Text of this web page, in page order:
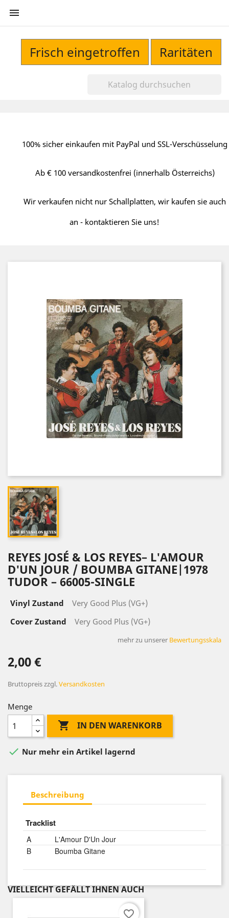

Frisch eingetroffen Raritäten
100% sicher einkaufen mit PayPal und SSL-Verschüsselung
Ab € 100 versandkostenfrei (innerhalb Österreichs)
Wir verkaufen nicht nur Schallplatten, wir kaufen sie auch
an - kontaktieren Sie uns!
REYES JOSÉ & LOS REYES‎– L'AMOUR
D'UN JOUR / BOUMBA GITANE|1978
TUDOR ‎– 66005-SINGLE
Vinyl Zustand
Very Good Plus (VG+)
Cover Zustand
Very Good Plus (VG+)
mehr zu unserer Bewertungsskala
2,00 €
Bruttopreiszzgl.Versandkosten
Menge
 IN DEN WARENKORB
 Nur mehr ein Artikel lagernd
Beschreibung
Tracklist
A
L'Amour D'Un Jour
B
Boumba Gitane
VIELLEICHT GEFÄLLT IHNEN AUCH
favorite_border